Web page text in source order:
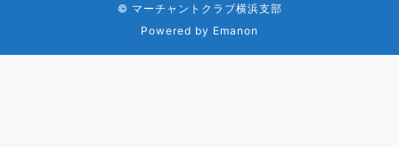
© マーチャントクラブ横浜支部
Powered by Emanon